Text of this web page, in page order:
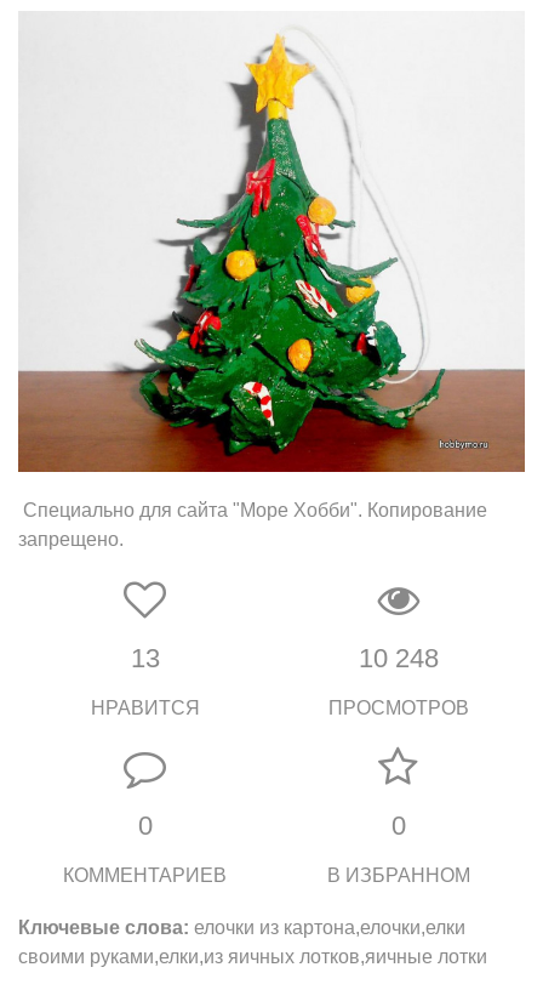
Специально для сайта "Море Хобби". Копирование
запрещено.
13
НРАВИТСЯ
10 248
ПРОСМОТРОВ
0
КОММЕНТАРИЕВ
0
В ИЗБРАННОМ
Ключевые слова: елочки из картона,елочки,елки
своими руками,елки,из яичных лотков,яичные лотки